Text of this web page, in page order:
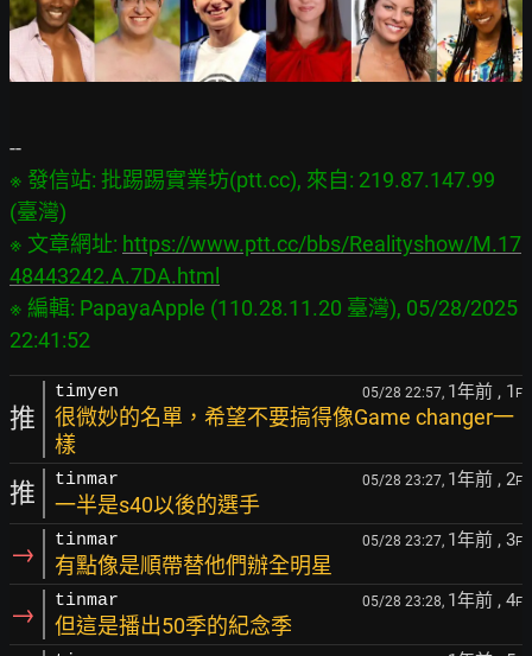
※ 發信站: 批踢踢實業坊(ptt.cc), 來自: 219.87.147.99
(臺灣)
※ 文章網址: https://www.ptt.cc/bbs/Realityshow/M.17
48443242.A.7DA.html
※ 編輯: PapayaApple (110.28.11.20 臺灣), 05/28/2025
推
timyen 05/28 22:57, 1年前 , 1 F
很微妙的名單，希望不要搞得像Game changer一
樣
推 tinmar 05/28 23:27, 1年前 , 2F
一半是s40以後的選手
→ tinmar 05/28 23:27, 1年前 , 3F
有點像是順帶替他們辦全明星
→ tinmar 05/28 23:28, 1年前 , 4F
但這是播出50季的紀念季